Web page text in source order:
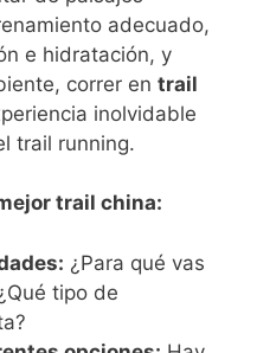
adecuado,
e hidratación, ​y
correr en trail
inolvidable
trail running.
trail china:
¿Para qué vas
tipo de